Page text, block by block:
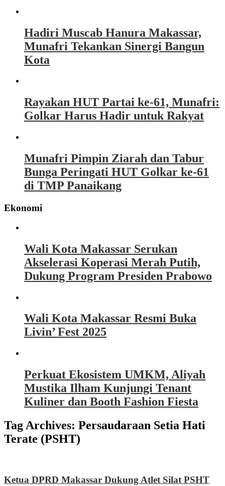
Hadiri Muscab Hanura Makassar,
Munafri Tekankan Sinergi Bangun
Kota
Rayakan HUT Partai ke-61, Munafri:
Golkar Harus Hadir untuk Rakyat
Munafri Pimpin Ziarah dan Tabur
Bunga Peringati HUT Golkar ke-61
di TMP Panaikang
Ekonomi
Wali Kota Makassar Serukan
Akselerasi Koperasi Merah Putih,
Dukung Program Presiden Prabowo
Wali Kota Makassar Resmi Buka
Livin’ Fest 2025
Perkuat Ekosistem UMKM, Aliyah
Mustika Ilham Kunjungi Tenant
Kuliner dan Booth Fashion Fiesta
Tag Archives: Persaudaraan Setia Hati
Terate (PSHT)
Ketua DPRD Makassar Dukung Atlet Silat PSHT